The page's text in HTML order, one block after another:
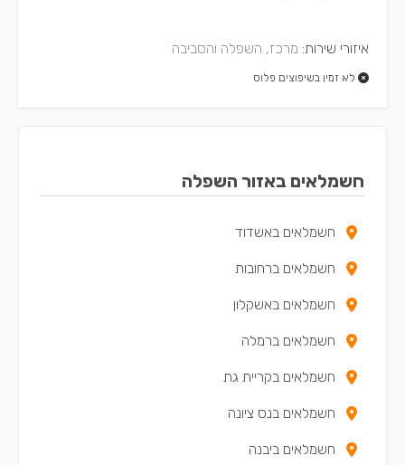
איזורי שירות: מרכז, השפלה והסביבה
לא זמין בשיפוצים פלוס
חשמלאים באזור השפלה
חשמלאים באשדוד
חשמלאים ברחובות
חשמלאים באשקלון
חשמלאים ברמלה
חשמלאים בקריית גת
חשמלאים בנס ציונה
חשמלאים ביבנה